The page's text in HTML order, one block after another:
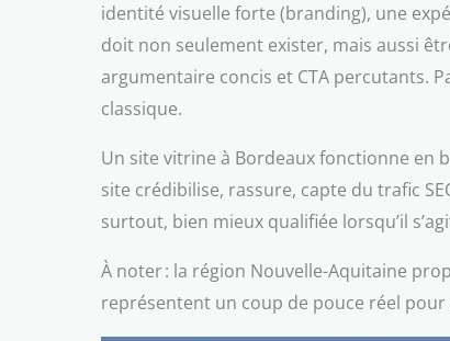
identité visuelle forte (branding), une
doit non seulement exister, mais aussi
argumentaire concis et CTA percutants.
classique.
Un site vitrine à Bordeaux fonctionne en
site crédibilise, rassure, capte du trafic
surtout, bien mieux qualifiée lorsqu’il
À noter : la région Nouvelle-Aquitaine
représentent un coup de pouce réel pour